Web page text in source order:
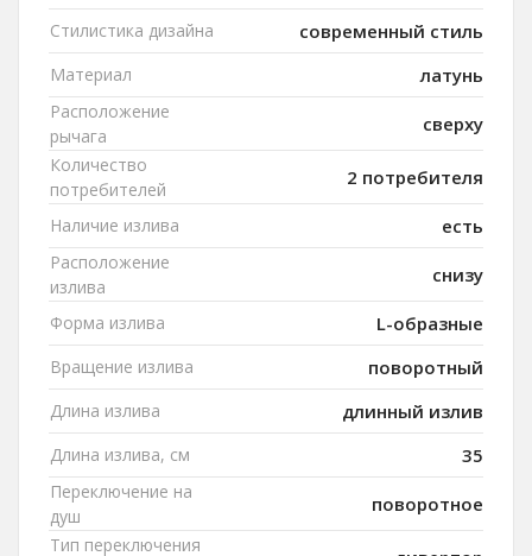
Стилистика дизайна современный стиль
Материал латунь
Расположение
рычага
сверху
Количество
потребителей
2 потребителя
Наличие излива есть
Расположение
излива
снизу
Форма излива L-образные
Вращение излива поворотный
Длина излива длинный излив
Длина излива, см 35
Переключение на
душ
поворотное
Тип переключения